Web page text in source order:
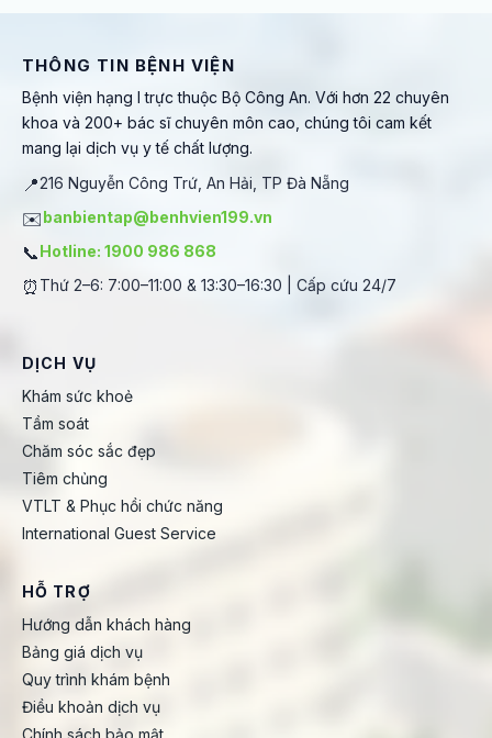
THÔNG TIN BỆNH VIỆN
Bệnh viện hạng I trực thuộc Bộ Công An. Với hơn 22 chuyên
khoa và 200+ bác sĩ chuyên môn cao, chúng tôi cam kết
mang lại dịch vụ y tế chất lượng.
📍216 Nguyễn Công Trứ, An Hải, TP Đà Nẵng
✉️banbientap@benhvien199.vn
📞Hotline: 1900 986 868
⏰ Thứ 2–6: 7:00–11:00 & 13:30–16:30 | Cấp cứu 24/7
DỊCH VỤ
Khám sức khoẻ
Tầm soát
Chăm sóc sắc đẹp
Tiêm chủng
VTLT & Phục hồi chức năng
International Guest Service
HỖ TRỢ
Hướng dẫn khách hàng
Bảng giá dịch vụ
Quy trình khám bệnh
Điều khoản dịch vụ
Chính sách bảo mật